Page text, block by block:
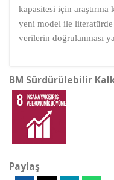
kapasitesi için araştırma
yeni model ile
verilerin doğrulanması
BM Sürdürülebilir
Paylaş